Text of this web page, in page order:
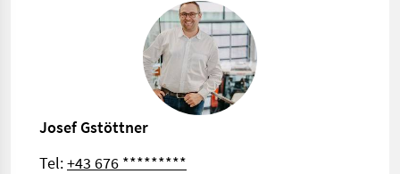
Josef Gstöttner
Tel:+43 676 *********